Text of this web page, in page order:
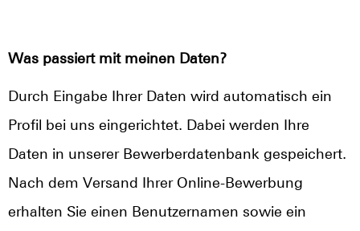
Was passiert mit meinen Daten?
Durch Eingabe Ihrer Daten wird automatisch ein
Profil bei uns eingerichtet. Dabei werden Ihre
Daten in unserer Bewerberdatenbank gespeichert.
Nach dem Versand Ihrer Online-Bewerbung
erhalten Sie einen Benutzernamen sowie ein